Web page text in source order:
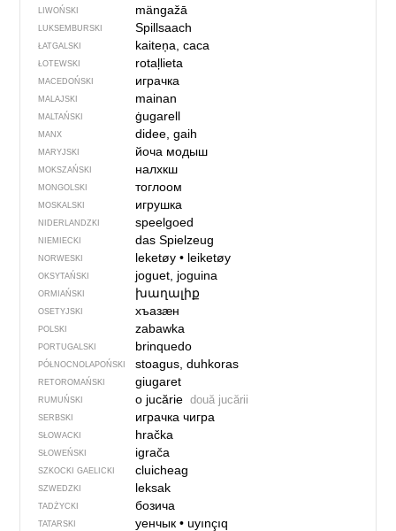
LIWOŃSKI mängažā
LUKSEMBURSKI Spillsaach
ŁATGALSKI kaiteņa, caca
ŁOTEWSKI rotaļlieta
MACEDOŃSKI играчка
MALAJSKI mainan
MALTAŃSKI ġugarell
MANX didee, gaih
MARYJSKI йоча модыш
MOKSZAŃSKI налхкш
MONGOLSKI тоглоом
MOSKALSKI игрушка
NIDERLANDZKI speelgoed
NIEMIECKI das Spielzeug
NORWESKI leketøy• leiketøy
OKSYTAŃSKI joguet, joguina
ORMIAŃSKI խաղալիք
OSETYJSKI хъазӕн
POLSKI zabawka
PORTUGALSKI brinquedo
PÓŁNOCNO­LA­POŃ­SKI stoagus, duhkoras
RETOROMAŃSKI giugaret
RUMUŃSKI o jucărie două jucării
SERBSKI играчка чигра
SŁOWACKI hračka
SŁOWEŃSKI igrača
SZKOCKI GAELICKI cluicheag
SZWEDZKI leksak
TADŻYCKI бозича
TATARSKI уенчык• uyınçıq